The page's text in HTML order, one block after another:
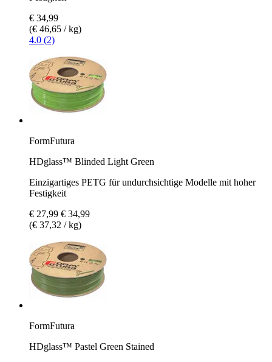
€ 34,99
(€ 46,65 / kg)
4.0 (2)
FormFutura
HDglass™ Blinded Light Green
Einzigartiges PETG für undurchsichtige Modelle mit hoher
Festigkeit
€ 27,99 € 34,99
(€ 37,32 / kg)
FormFutura
HDglass™ Pastel Green Stained